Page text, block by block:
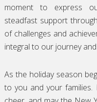
moment to express
steadfast support
of challenges and
integral to our journey
As the holiday season
to you and your families.